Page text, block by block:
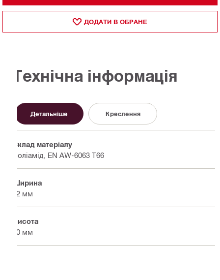
ДОДАТИ В ОБРАНЕ
Технічна інформація
Детальніше Креслення
Склад матеріалу
Поліамід, EN AW-6063 T66
Ширина
62 мм
Висота
80 мм